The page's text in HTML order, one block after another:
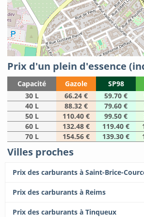
Prix d'un plein d'essence
Capacité Gazole SP98
30 L
66.24 € 59.70 €
40 L
88.32 € 79.60 €
50 L
110.40 € 99.50 €
60 L
132.48 € 119.40 €
70 L
154.56 € 139.30 €
Villes proches
Prix des carburants à Saint-Brice-
Prix des carburants à Reims
Prix des carburants à Tinqueux